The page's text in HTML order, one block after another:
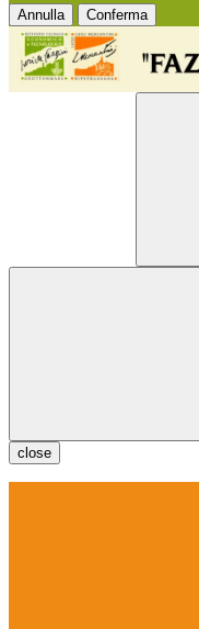
Annulla Conferma
close